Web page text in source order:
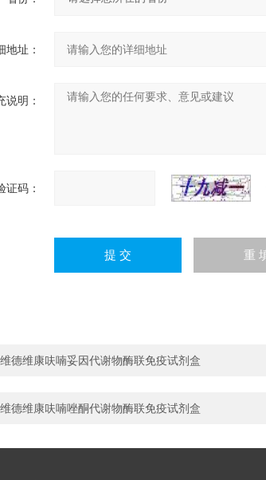
地址：
说明：
证码：
维德维康呋喃妥因代谢物酶联免疫试剂盒
维德维康呋喃唑酮代谢物酶联免疫试剂盒